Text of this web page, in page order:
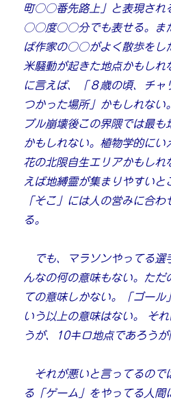
町○○番先路上」と表現され
○○度○○分でも表せる。ま
ば作家の○○がよく散歩をし
米騒動が起きた地点かもしれ
に言えば、「８歳の頃、チャ
つかった場所」かもしれない
ブル崩壊後この界隈では最
かもしれない。植物学的にい
花の北限自生エリアかもしれ
えば地縛霊が集まりやすいと
「そこ」には人の営みに合
る。
でも、マラソンやってる選
んなの何の意味もない。ただ
ての意味しかない。「ゴール
いう以上の意味はない。 そ
うが、10キロ地点であろうが
それが悪いと言ってるので
る「ゲーム」をやってる人間